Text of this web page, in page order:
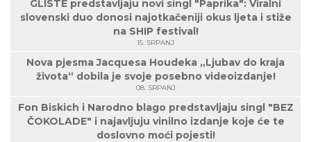
GLISTE predstavljaju novi singl "Paprika": Viralni
slovenski duo donosi najotkačeniji okus ljeta i stiže
na SHIP festival!
15. SRPANJ
Nova pjesma Jacquesa Houdeka „Ljubav do kraja
života“ dobila je svoje posebno videoizdanje!
08. SRPANJ
Fon Biskich i Narodno blago predstavljaju singl "BEZ
ČOKOLADE" i najavljuju vinilno izdanje koje će te
doslovno moći pojesti!